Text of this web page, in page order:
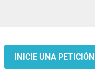
INICIE UNA PETICIÓN